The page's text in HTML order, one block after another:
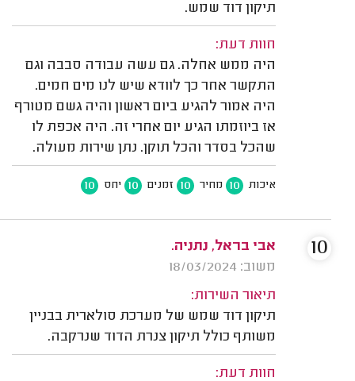
תיקון דוד שמש.
חוות דעת:
היה ממש אחלה. גם עשה עבודה סבבה וגם
התקשר אחר כך לוודא שיש לנו מים חמים.
היה אמור להגיע ביום ראשון והיה גשם מטורף
אז ביוזמתו הגיע יום אחרי זה. היה אכפת לו
שהכל בסדר והכל תוקן. נתן שירות מעולה.
איכות 10 מחיר 10 זמנים 10 יחס 10
אבי בראל, נתניה.
משוב: 18/03/2024
תיאור השירות:
תיקון דוד שמש של מערכת סולארית בבניין
משותף כולל תיקון צנרת הדוד שנרקבה.
חוות דעת:
10